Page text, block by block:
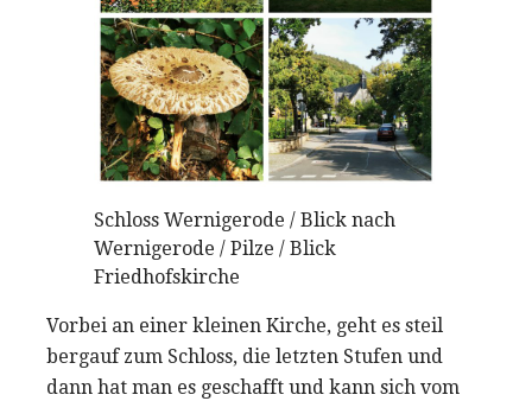
Schloss Wernigerode / Blick nach
Wernigerode / Pilze / Blick
Friedhofskirche
Vorbei an einer kleinen Kirche, geht es steil
bergauf zum Schloss, die letzten Stufen und
dann hat man es geschafft und kann sich vom